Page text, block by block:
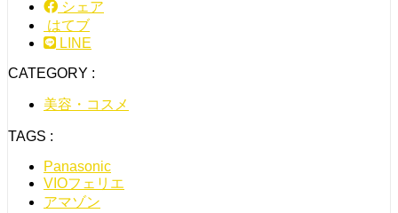
シェア
はてブ
LINE
CATEGORY :
美容・コスメ
TAGS :
Panasonic
VIOフェリエ
アマゾン